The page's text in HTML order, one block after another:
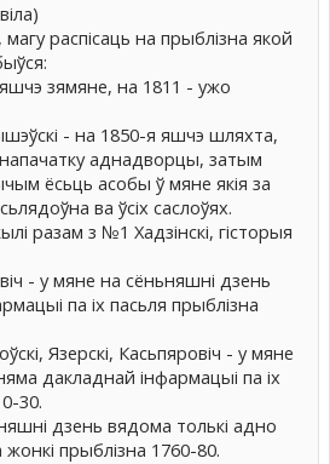
магу распісаць на прыблізна якой
яшчэ зямяне, на 1811 - ужо
- на 1850-я яшчэ шляхта,
аднадворцы, затым
ёсьць асобы ў мяне якія за
ва ўсіх саслоўях.
разам з №1 Хадзінскі, гісторыя
- у мяне на сёньняшні дзень
па іх пасьля прыблізна
Язерскі, Касьпяровіч - у мяне
дакладнай інфармацыі па іх
30.
дзень вядома толькі адно
прыблізна 1760-80.